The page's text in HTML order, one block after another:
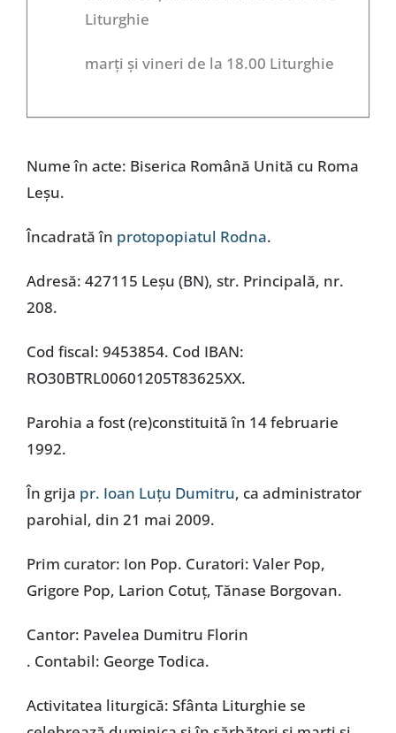
Liturghie
marți și vineri de la 18.00 Liturghie
Nume în acte: Biserica Română Unită cu Roma
Leșu.
Încadrată în protopopiatul Rodna.
Adresă: 427115 Leșu (BN), str. Principală, nr.
208.
Cod fiscal: 9453854. Cod IBAN:
RO30BTRL00601205T83625XX.
Parohia a fost (re)constituită în 14 februarie
1992.
În grija pr. Ioan Luțu Dumitru, ca administrator
parohial, din 21 mai 2009.
Prim curator: Ion Pop. Curatori: Valer Pop,
Grigore Pop, Larion Cotuț, Tănase Borgovan.
Cantor: Pavelea Dumitru Florin
. Contabil: George Todica.
Activitatea liturgică: Sfânta Liturghie se